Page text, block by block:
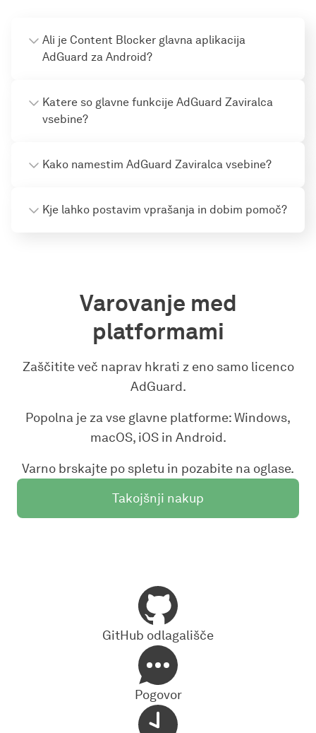
Ali je Content Blocker glavna aplikacija
AdGuard za Android?
Katere so glavne funkcije AdGuard Zaviralca
vsebine?
Kako namestim AdGuard Zaviralca vsebine?
Kje lahko postavim vprašanja in dobim pomoč?
Varovanje med
platformami
Zaščitite več naprav hkrati z eno samo licenco
AdGuard.
Popolna je za vse glavne platforme: Windows,
macOS, iOS in Android.
Varno brskajte po spletu in pozabite na oglase.
Takojšnji nakup
GitHub odlagališče
Pogovor